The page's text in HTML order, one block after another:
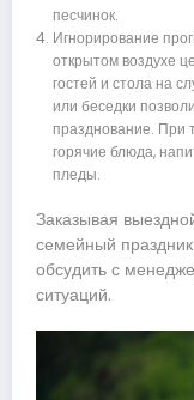
песчинок.
Игнорирование
открытом воздухе
гостей и стола на
или беседки
празднование. При
горячие блюда,
пледы.
Заказывая
семейный
обсудить с
ситуаций.